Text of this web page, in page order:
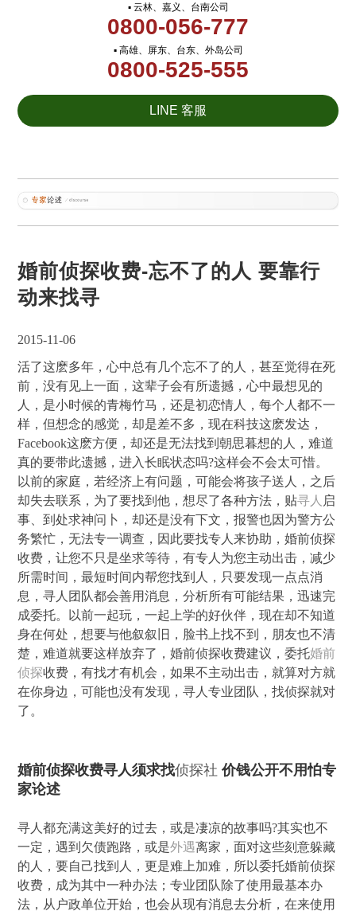
▪ 云林、嘉义、台南公司
0800-056-777
▪ 高雄、屏东、台东、外岛公司
0800-525-555
LINE 客服
婚前侦探收费-忘不了的人 要靠行
动来找寻
2015-11-06
活了这麽多年，心中总有几个忘不了的人，甚至觉得在死
前，没有见上一面，这辈子会有所遗撼，心中最想见的
人，是小时候的青梅竹马，还是初恋情人，每个人都不一
样，但想念的感觉，却是差不多，现在科技这麽发达，
Facebook这麽方便，却还是无法找到朝思暮想的人，难道
真的要带此遗撼，进入长眠状态吗?这样会不会太可惜。
以前的家庭，若经济上有问题，可能会将孩子送人，之后
却失去联系，为了要找到他，想尽了各种方法，贴寻人 启
事、到处求神问卜，却还是没有下文，报警也因为警方公
务繁忙，无法专一调查，因此要找专人来协助，婚前侦探
收费，让您不只是坐求等待，有专人为您主动出击，减少
所需时间，最短时间内帮您找到人，只要发现一点点消
息，寻人团队都会善用消息，分析所有可能结果，迅速完
成委托。以前一起玩，一起上学的好伙伴，现在却不知道
身在何处，想要与他叙叙旧，脸书上找不到，朋友也不清
楚，难道就要这样放弃了，婚前侦探收费建议，委托婚前
侦探收费，有找才有机会，如果不主动出击，就算对方就
在你身边，可能也没有发现，寻人专业团队，找侦探就对
了。
婚前侦探收费寻人须求找侦探社 价钱公开不用怕专
家论述
寻人都充满这美好的过去，或是凄凉的故事吗?其实也不
一定，遇到欠债跑路，或是外遇离家，面对这些刻意躲藏
的人，要自己找到人，更是难上加难，所以委托婚前侦探
收费，成为其中一种办法；专业团队除了使用最基本办
法，从户政单位开始，也会从现有消息去分析，在来使用